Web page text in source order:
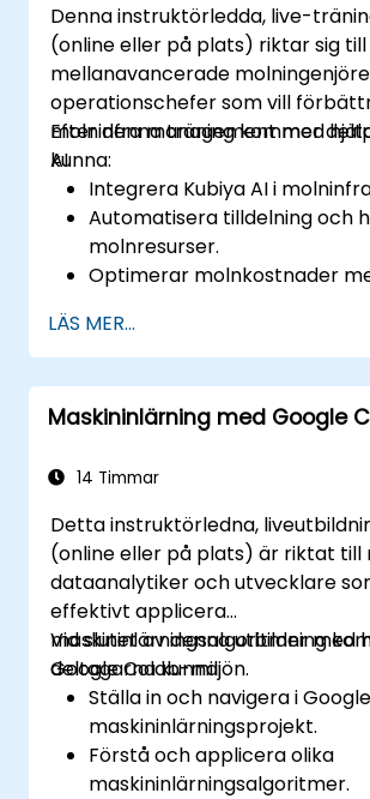
Denna instruktörledda, live-
(online eller på plats) riktar sig till
mellanavancerade
operationschefer som vill
molninfra management med
AI.
Efter denna träning kommer
kunna:
Integrera Kubiya AI i
Automatisera tilldelning och
molnresurser.
Optimerar molnkostnader
Förbättra molnsäkerhet med
övervakning.
LÄS MER...
Maskininlärning med Google
14 Timmar
Detta instruktörledna,
(online eller på plats) är riktat till
dataanalytiker och utvecklare
effektivt applicera
maskininlärningsalgoritmer med
Google Colab-miljön.
Vid slutet av denna utbildning
deltagarna kunna:
Ställa in och navigera i
maskininlärningsprojekt.
Förstå och applicera olika
maskininlärningsalgoritmer.